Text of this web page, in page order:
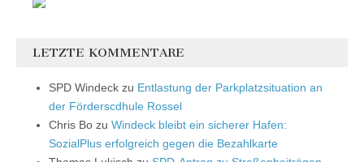
LETZTE KOMMENTARE
SPD Windeck zu Entlastung der Parkplatzsituation an
der Förderscdhule Rossel
Chris Bo zu Windeck bleibt ein sicherer Hafen:
SozialPlus erfolgreich gegen die Bezahlkarte